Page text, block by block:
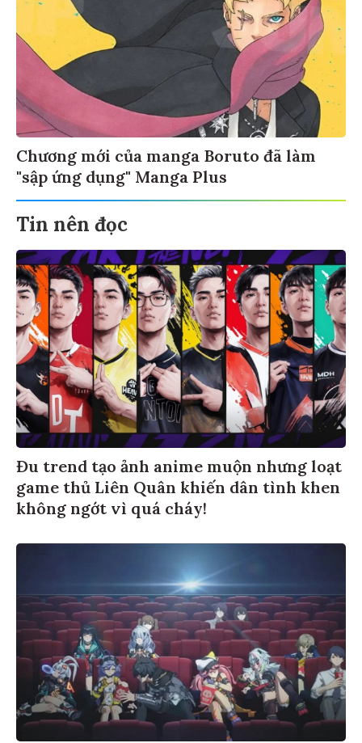
Chương mới của manga Boruto đã làm
"sập ứng dụng" Manga Plus
Tin nên đọc
Đu trend tạo ảnh anime muộn nhưng loạt
game thủ Liên Quân khiến dân tình khen
không ngớt vì quá cháy!